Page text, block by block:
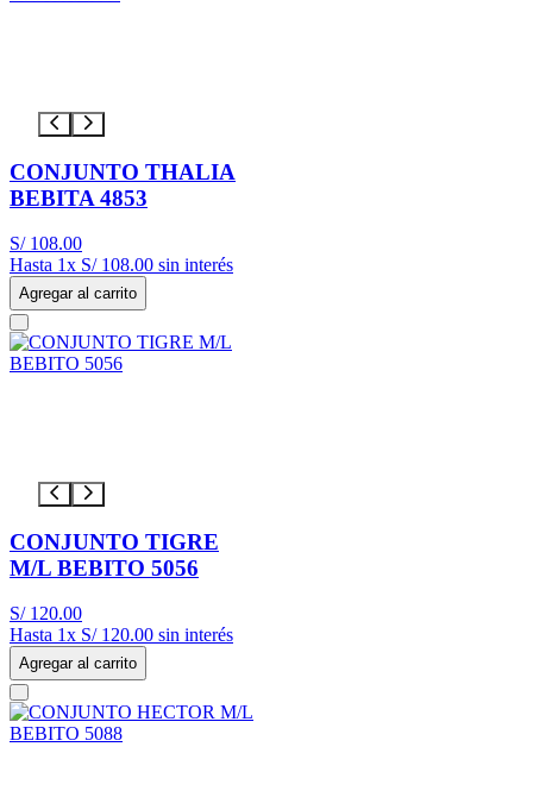
CONJUNTO THALIA
BEBITA 4853
S/ 108.00
Hasta 1x S/ 108.00 sin interés
Agregar al carrito
CONJUNTO TIGRE
M/L BEBITO 5056
S/ 120.00
Hasta 1x S/ 120.00 sin interés
Agregar al carrito